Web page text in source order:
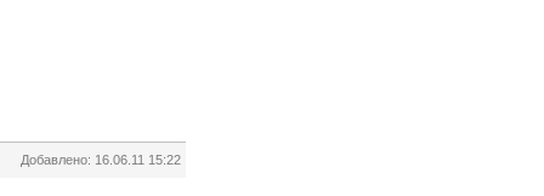
Добавлено: 16.06.11 15:22